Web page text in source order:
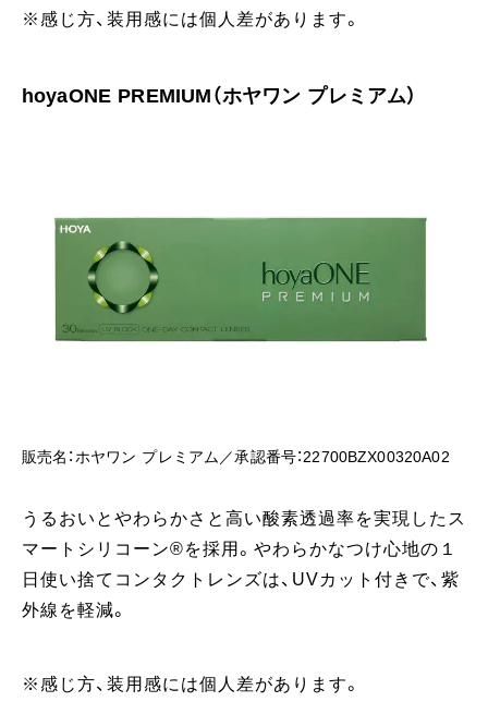
※感じ方、装用感には個人差があります。
hoyaONE PREMIUM（ホヤワン プレミアム）
販売名：ホヤワン プレミアム／承認番号：22700BZX00320A02
うるおいとやわらかさと高い酸素透過率を実現したス
マートシリコーン®を採用。やわらかなつけ心地の１
日使い捨てコンタクトレンズは、UVカット付きで、紫
外線を軽減。
※感じ方、装用感には個人差があります。